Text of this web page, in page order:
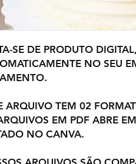
SE DE PRODUTO
NO SEU
ARQUIVO TEM 02
EM PDF ABRE
NO CANVA.